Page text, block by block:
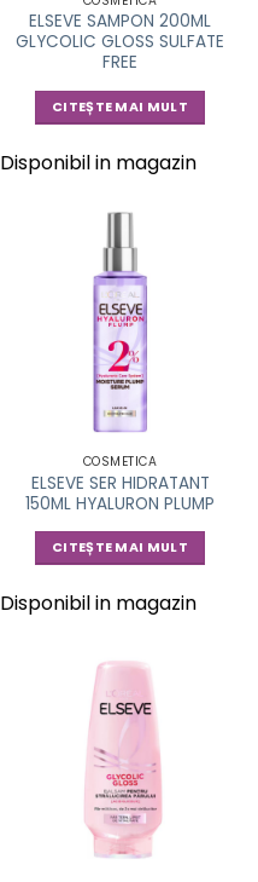
ELSEVE SAMPON 200ML
GLYCOLIC GLOSS SULFATE
FREE
CITEȘTE MAI MULT
Disponibil in magazin
COSMETICA
ELSEVE SER HIDRATANT
150ML HYALURON PLUMP
CITEȘTE MAI MULT
Disponibil in magazin